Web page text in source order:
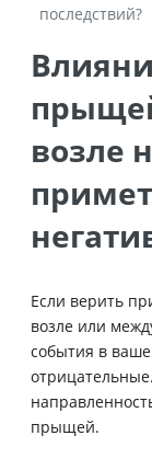
последствий?
Влияние количества
возле
Если верить
возле или
события в
прыщей.